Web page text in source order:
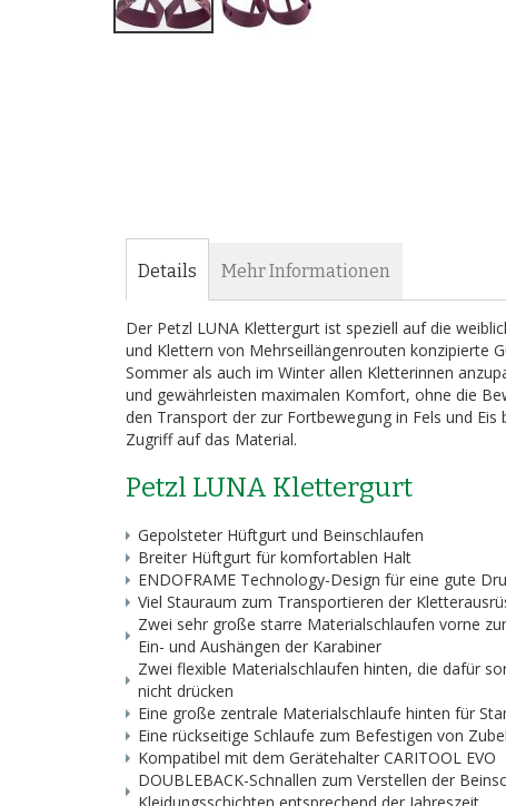
Details
Der Petzl LUNA Klettergurt ist speziell auf die
und Klettern von Mehrseillängenrouten konzipierte
Sommer als auch im Winter allen Kletterinnen
und gewährleisten maximalen Komfort, ohne die
den Transport der zur Fortbewegung in Fels und
Zugriff auf das Material.
Petzl LUNA Klettergurt
Gepolsteter Hüftgurt und Beinschlaufen
Breiter Hüftgurt für komfortablen Halt
ENDOFRAME Technology-Design für eine gute
Viel Stauraum zum Transportieren der
Zwei sehr große starre Materialschlaufen vorne
Ein- und Aushängen der Karabiner
Zwei flexible Materialschlaufen hinten, die dafür
nicht drücken
Eine große zentrale Materialschlaufe hinten für
Eine rückseitige Schlaufe zum Befestigen von
Kompatibel mit dem Gerätehalter CARITOOL EVO
DOUBLEBACK-Schnallen zum Verstellen der
Mehr Informationen